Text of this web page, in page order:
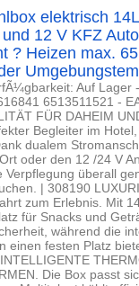
elektrisch
12 V KFZ
? Heizen max.
Auf Lager
6513511521 -
FÜR DAHEIM
Begleiter im
dualem
oder den 12 /24 V
Verpflegung überall
| 308190
zum Erlebnis. Mit
für Snacks und
während die
einen festen Platz
Die Box passt